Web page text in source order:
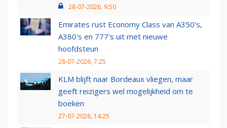
28-07-2026, 9:50
Emirates rust Economy Class van A350's,
A380's en 777's uit met nieuwe
hoofdsteun
28-07-2026, 7:25
KLM blijft naar Bordeaux vliegen, maar
geeft reizigers wel mogelijkheid om te
boeken
27-07-2026, 14:25